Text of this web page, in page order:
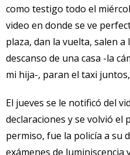
como testigo todo el
video en donde se ve
plaza, dan la vuelta, salen a
descanso de una casa -la
mi hija-, paran el taxi
El jueves se le notificó del
declaraciones y se volvió el
permiso, fue la policía a su
exámenes de luminiscencia